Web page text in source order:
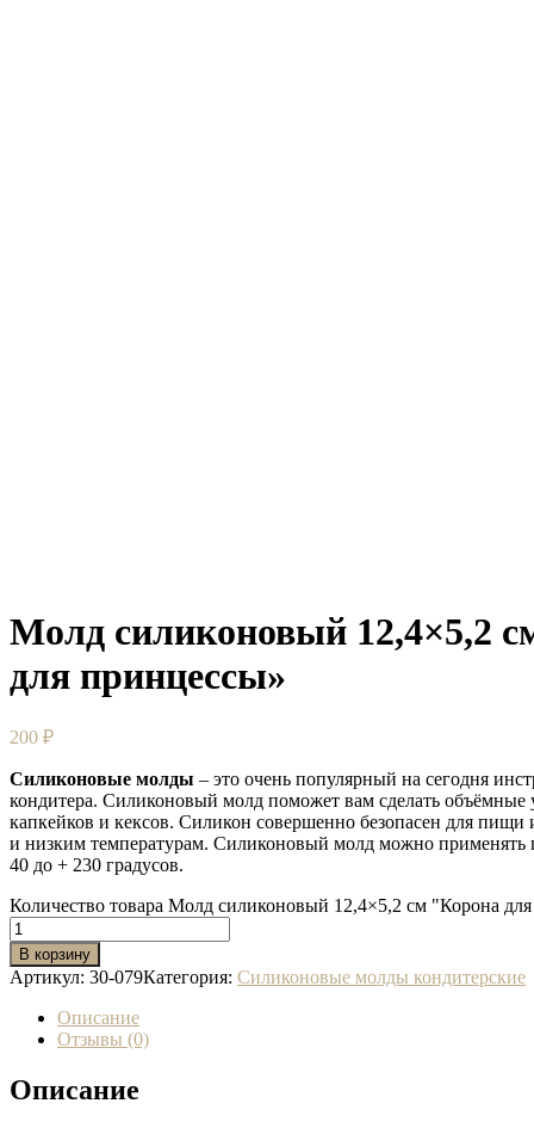
Молд силиконовый 12,4×5,2
для принцессы»
200 ₽
Силиконовые молды – это очень популярный на сегодня
кондитера. Силиконовый молд поможет вам сделать объёмные
капкейков и кексов. Силикон совершенно безопасен для
и низким температурам. Силиконовый молд можно применять
40 до + 230 градусов.
Количество товара Молд силиконовый 12,4×5,2 см "Корона
В корзину
Артикул: 30-079Категория: Силиконовые молды кондитерские
Описание
Отзывы (0)
Описание